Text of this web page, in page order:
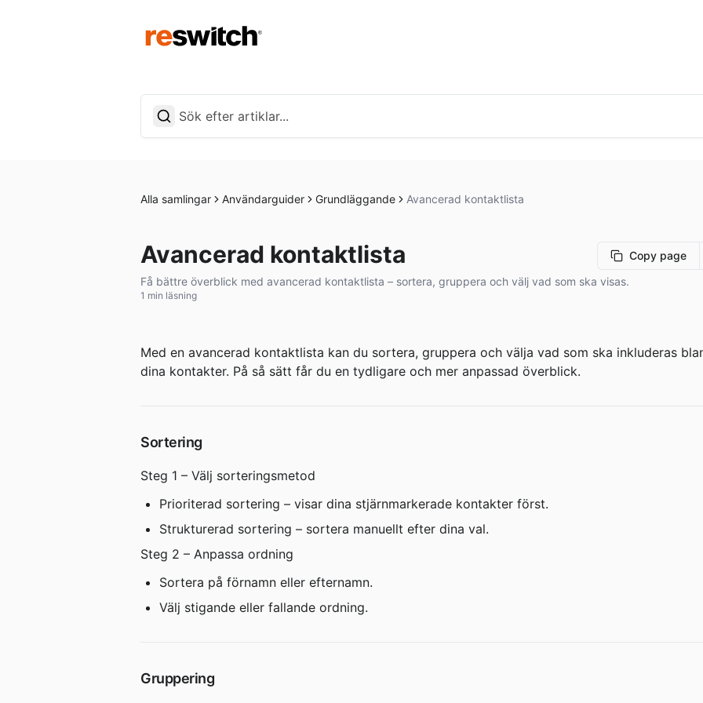
Alla samlingar Användarguider Grundläggande Avancerad kontaktlista
Avancerad kontaktlista
Copy page
Få bättre överblick med avancerad kontaktlista – sortera, gruppera och välj vad som ska visas.
1 min läsning
Med en avancerad kontaktlista kan du sortera, gruppera och välja vad som ska inkluderas
dina kontakter. På så sätt får du en tydligare och mer anpassad överblick.
Sortering
Steg 1 – Välj sorteringsmetod
Prioriterad sortering – visar dina stjärnmarkerade kontakter först.
Strukturerad sortering – sortera manuellt efter dina val.
Steg 2 – Anpassa ordning
Sortera på förnamn eller efternamn.
Välj stigande eller fallande ordning.
Gruppering